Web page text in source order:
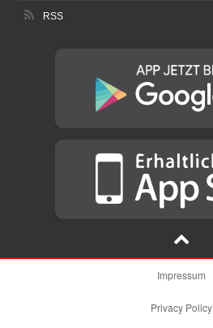
RSS
Impressum
Privacy Policy